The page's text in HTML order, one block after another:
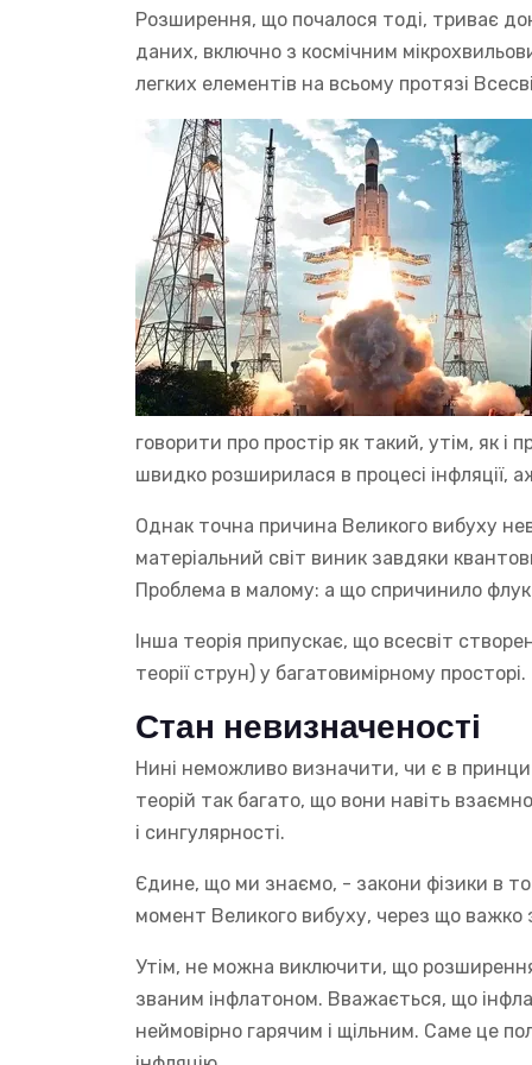
Розширення, що почалося тоді, триває
даних, включно з космічним
легких елементів на всьому протязі
говорити про простір як такий, утім, як і
швидко розширилася в процесі інфляції,
Однак точна причина Великого вибуху
матеріальний світ виник завдяки
Проблема в малому: а що спричинило
Інша теорія припускає, що всесвіт
теорії струн) у багатовимірному просторі.
Стан невизначеності
Нині неможливо визначити, чи є в
теорій так багато, що вони навіть
і сингулярності.
Єдине, що ми знаємо, - закони фізики в
момент Великого вибуху, через що важко
Утім, не можна виключити, що
званим інфлатоном. Вважається, що
неймовірно гарячим і щільним. Саме це